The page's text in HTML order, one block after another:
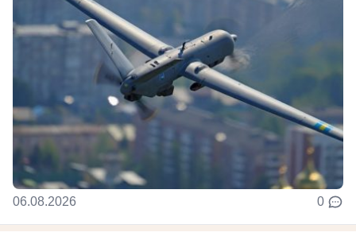
06.08.2026 0